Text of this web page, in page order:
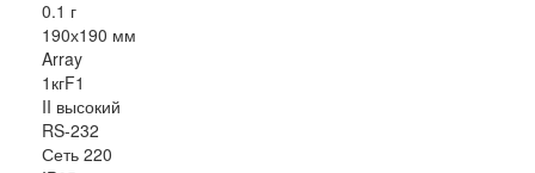
0.1 г
190х190 мм
Array
1кгF1
II высокий
RS-232
Сеть 220